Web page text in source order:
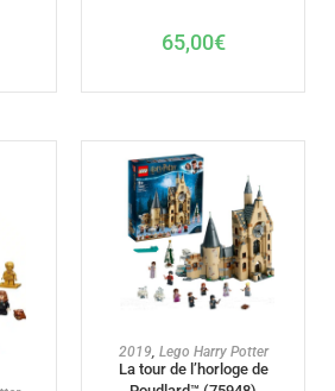
65,00€
AJOUTER AU PANIER
2019, Lego Harry Potter
La tour de l’horloge de